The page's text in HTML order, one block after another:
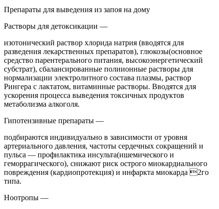
Препараты для выведения из запоя на дому
Растворы для детоксикации —
изотонический раствор хлорида натрия (вводятся для
разведения лекарственных препаратов), глюкозы(основное
средство парентерального питания, высокоэнергетический
субстрат), сбалансированные полиионные растворы для
нормализации электролитного состава плазмы, раствор
Рингера с лактатом, витаминные растворы. Вводятся для
ускорения процесса выведения токсичных продуктов
метаболизма алкоголя.
Гипотензивные препараты —
подбираются индивидуально в зависимости от уровня
артериального давления, частоты сердечных сокращений и
пульса — профилактика инсульта(ишемического и
геморрагического), снижают риск острого миокардиального
повреждения (кардиопротекция) и инфаркта миокарда 2го
типа.
Ноотропы —